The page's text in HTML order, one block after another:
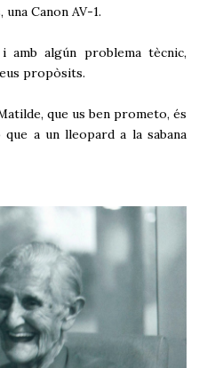
Canon AV-1.
amb algún problema tècnic,
propòsits.
que us ben prometo, és
a un lleopard a la sabana